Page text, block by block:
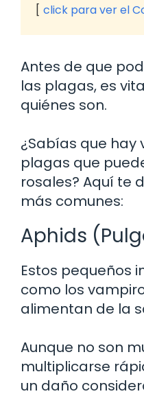
click para ver el
Antes de que
las plagas, es
quiénes son.
¿Sabías que hay
plagas que
rosales? Aquí te
más comunes:
Aphids
Estos pequeños
como los
alimentan de la
Aunque no son
multiplicarse
un daño